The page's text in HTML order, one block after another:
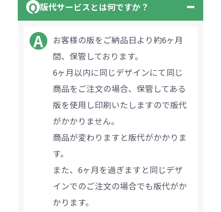
版代サービスとは何ですか？
お客様の版をご納品日より約6ヶ月
間、保管しております。
6ヶ月以内に同じデザインにて同じ
商品をご注文の場合、保管してある
版を使用し印刷いたしますので版代
がかかりません。
商品が変わりますと版代がかかりま
す。
また、6ヶ月を過ぎますと同じデザ
インでのご注文の場合でも版代がか
かります。